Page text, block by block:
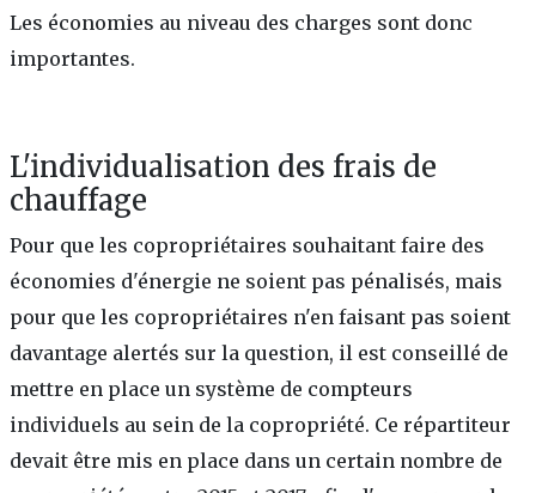
Les économies au niveau des charges sont donc
importantes.
L'individualisation des frais de
chauffage
Pour que les copropriétaires souhaitant faire des
économies d'énergie ne soient pas pénalisés, mais
pour que les copropriétaires n'en faisant pas soient
davantage alertés sur la question, il est conseillé de
mettre en place un système de compteurs
individuels au sein de la copropriété. Ce répartiteur
devait être mis en place dans un certain nombre de